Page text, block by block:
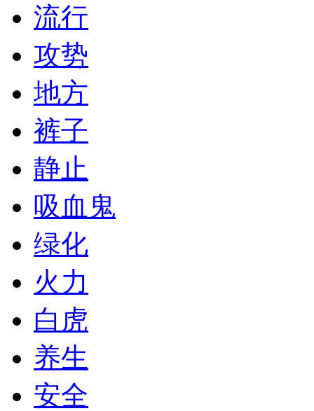
流行
攻势
地方
裤子
静止
吸血鬼
绿化
火力
白虎
养生
安全